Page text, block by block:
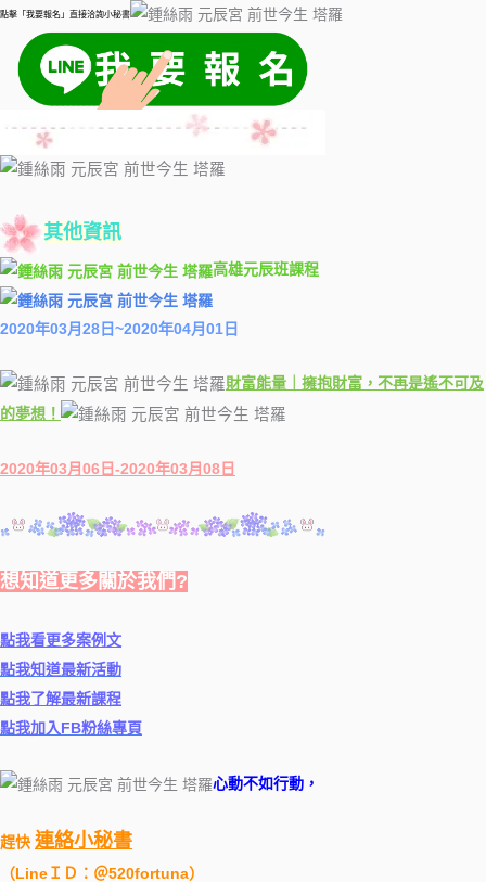
點擊「我要報名」直接洽詢小秘書
其他資訊
高雄元辰班課程
2020年03月28日~2020年04月01日
財富能量｜擁抱財富，不再是遙不可及
的夢想！
2020年03月06日-2020年03月08日
想知道更多關於我們?
點我看更多案例文
點我知道最新活動
點我了解最新課程
點我加入FB粉絲專頁
心動不如行動，
趕快 連絡小秘書
（LineＩＤ：＠520fortuna）